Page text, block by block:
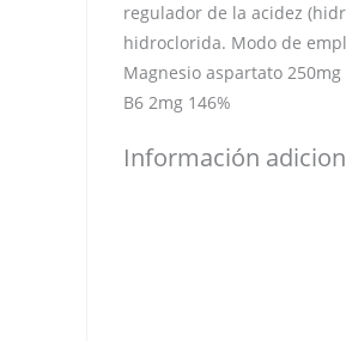
regulador de la acidez
hidroclorida. Modo de
Magnesio aspartato
B6 2mg 146%
Información